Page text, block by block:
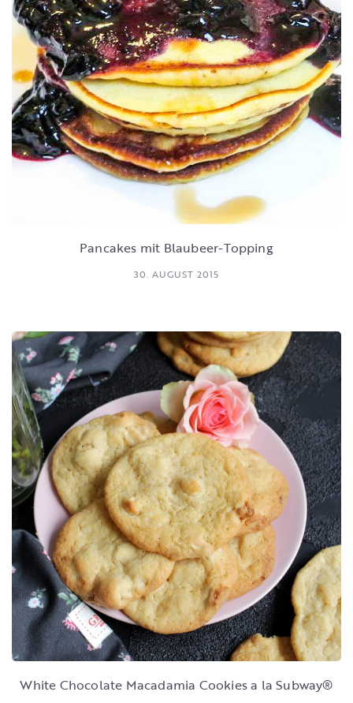
Pancakes mit Blaubeer-Topping
30. AUGUST 2015
White Chocolate Macadamia Cookies a la Subway®